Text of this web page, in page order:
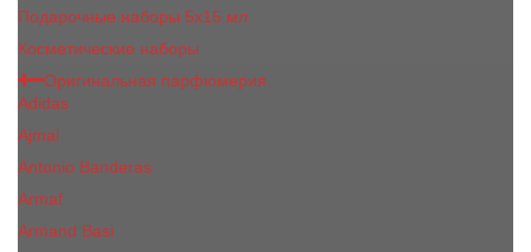
Подарочные наборы 5x15 мл
Косметические наборы
Оригинальная парфюмерия
Adidas
Ajmal
Antonio Banderas
Armaf
Armand Basi